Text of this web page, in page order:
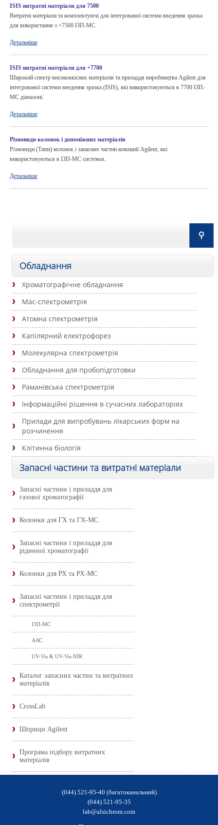
ISIS витратні матеріали для 7500
Витратні матеріали та комплектуючі для інтегрованої системи введення зразка
для використання з +7500 ІЗП-МС.
Детальніше
ISIS витратні матеріали для +7700
Широкий спектр високоякісних матеріалів та приладдя виробництва Agilent для
інтегрованої системи введення зразка (ISIS), які використовуються в 7700 ІЗП-
МС діапазоні.
Детальніше
Різновиди колонок і допоміжних матеріалів
Різновиди (Типи) колонок і запасних частин компанії Agilent, які
використовуються в ІЗП-МС системах.
Детальніше
Обладнання
Хроматографічне обладнання
Мас-спектрометрія
Атомна спектрометрія
Капілярний електрофорез
Молекулярна спектрометрія
Обладнання для пробопідготовки
Раманівська спектрометрія
Інформаційні рішення в сучасних лабораторіях
Прилади для випробувань лікарських форм на
розчинення
Клітинна біологія
Запасні частини та витратні матеріали
Запасні частини і приладдя для
газової хроматографії
Колонки для ГХ та ГХ-МС
Запасні частини і приладдя для
рідинної хроматографії
Колонки для РХ та РХ-МС
Запасні частини і приладдя для
спектрометрії
ІЗП-МС
ААС
UV-Vis & UV-Vis-NIR
Каталог запасних частин та витратних
матеріалів
CrossLab
Шприци Agilent
Програма підбору витратних
матеріалів
(044) 521-95-40 (багатоканальний)
(044) 521-95-35
lab@alsichrom.com